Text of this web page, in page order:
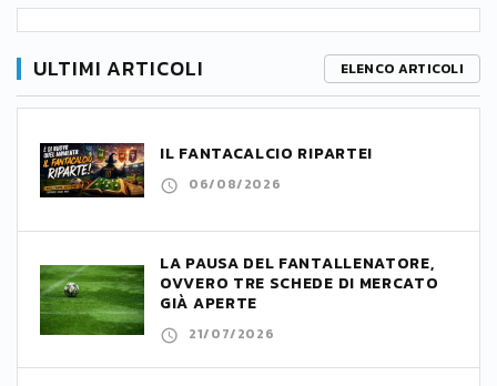
ULTIMI ARTICOLI ELENCO ARTICOLI
IL FANTACALCIO RIPARTE!
06/08/2026
LA PAUSA DEL FANTALLENATORE,
OVVERO TRE SCHEDE DI MERCATO
GIÀ APERTE
21/07/2026